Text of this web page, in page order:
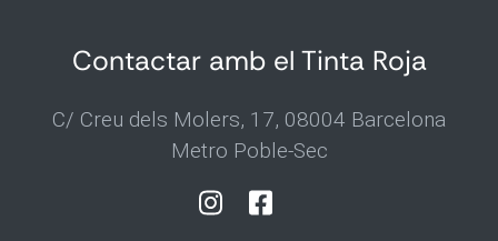
Contactar amb el Tinta Roja
C/ Creu dels Molers, 17, 08004 Barcelona
Metro Poble-Sec